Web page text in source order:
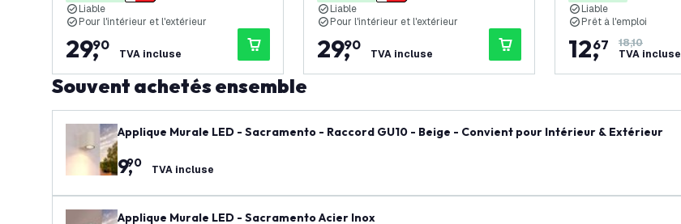
Liable
Pour l'intérieur et l'extérieur
29,
90
TVA incluse
Liable
Pour l'intérieur et l'extérieur
29,
90
TVA incluse
Liable
Prêt à l'emploi
12,
67
18,10
TVA incluse
Souvent achetés ensemble
Applique Murale LED - Sacramento - Raccord GU10 - Beige - Convient pour Intérieur & Extérieur
9,
90 TVA incluse
Applique Murale LED - Sacramento Acier Inox